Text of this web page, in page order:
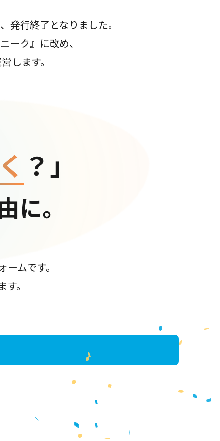
発行終了となりました。
ーク』に改め、
します。
？」
に。
ムです。
。